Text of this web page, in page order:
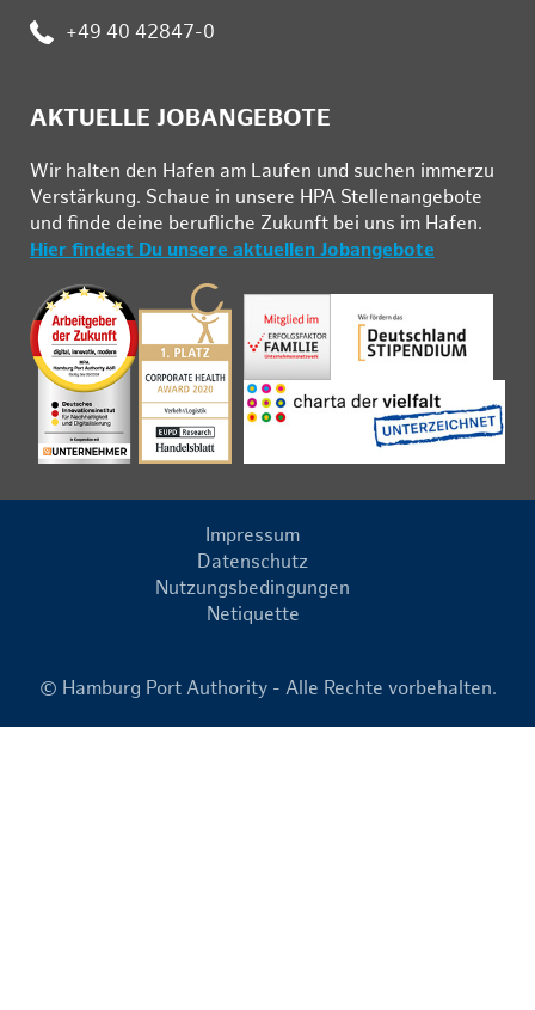
Telefon:
+49 40 42847-0
AKTUELLE JOBANGEBOTE
Wir hal­ten den Ha­fen am Lau­fen und su­chen im­mer­zu
Ver­stär­kung. Schau­e in un­se­re HPA Stel­len­an­ge­bo­te
und fin­de deine be­ruf­li­che Zu­kunft bei uns im Ha­fen.
Hier findest Du unsere aktuellen Jobangebote
Impressum
Datenschutz
Nutzungsbedingungen
Netiquette
© Hamburg Port Authority - Alle Rechte vorbehalten.